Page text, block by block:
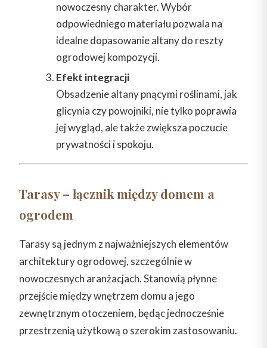
nowoczesny charakter. Wybór
odpowiedniego materiału pozwala na
idealne dopasowanie altany do reszty
ogrodowej kompozycji.
Efekt integracji
Obsadzenie altany pnącymi roślinami, jak
glicynia czy powojniki, nie tylko poprawia
jej wygląd, ale także zwiększa poczucie
prywatności i spokoju.
Tarasy – łącznik między domem a
ogrodem
Tarasy są jednym z najważniejszych elementów
architektury ogrodowej, szczególnie w
nowoczesnych aranżacjach. Stanowią płynne
przejście między wnętrzem domu a jego
zewnętrznym otoczeniem, będąc jednocześnie
przestrzenią użytkową o szerokim zastosowaniu.